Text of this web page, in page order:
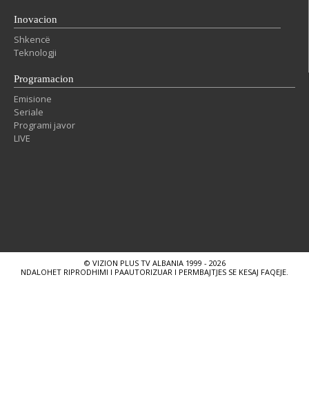
Inovacion
Shkencë
Teknologji
Programacion
Emisione
Seriale
Programi javor
LIVE
© VIZION PLUS TV ALBANIA 1999 - 2026
NDALOHET RIPRODHIMI I PAAUTORIZUAR I PERMBAJTJES SE KESAJ FAQEJE.